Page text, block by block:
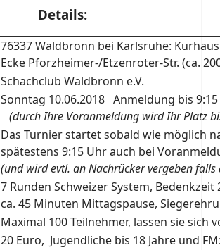
Details:
76337 Waldbronn bei Karlsruhe:
Ecke Pforzheimer-/Etzenroter-Str. (ca.
Schachclub Waldbronn e.V.
Sonntag 10.06.2018 Anmeldung bis
(durch Ihre Voranmeldung wird Ihr Platz
Das Turnier startet sobald wie möglich
spätestens 9:15 Uhr auch bei
(und wird evtl. an Nachrücker vergeben
7 Runden Schweizer System,
ca. 45 Minuten Mittagspause,
Maximal 100 Teilnehmer, lassen sie sich
20 Euro, Jugendliche bis 18 Jahre und